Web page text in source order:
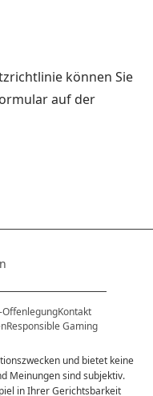
können Sie
auf der
Kontakt
Responsible Gaming
und bietet keine
Meinungen sind subjektiv.
in Ihrer Gerichtsbarkeit